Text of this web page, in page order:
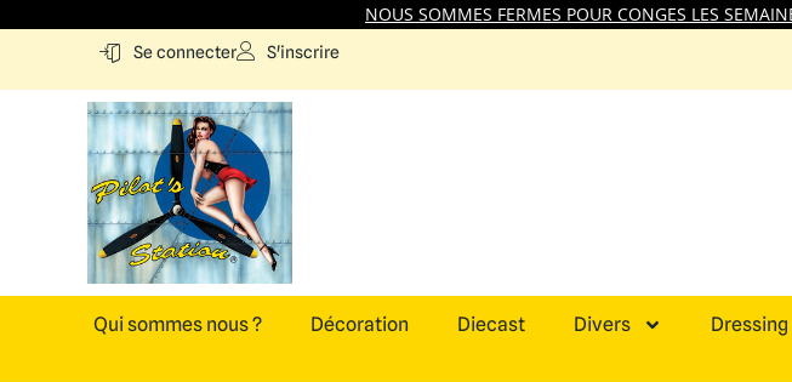
NOUS SOMMES FERMES POUR CONGES LES
Se connecter S'inscrire
Qui sommes nous ? Décoration Diecast Divers Dressing